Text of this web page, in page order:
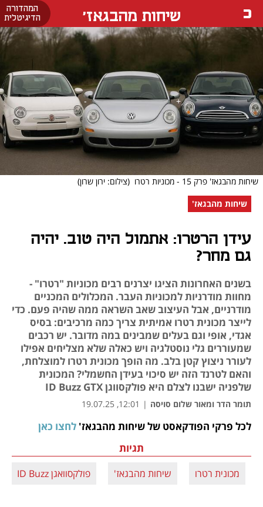
המהדורה
הדיגיטלית
שיחות מהבגאז'
שיחות מהבגאז' פרק 15 - מכוניות רטרו
(צילום: ירון שרון)
שיחות מהבגאז'
עידן הרטרו: אתמול היה טוב. יהיה
גם מחר?
בשנים האחרונות הציגו יצרנים רבים מכוניות "רטרו" -
מחוות מודרניות למכוניות העבר. המכלולים המכניים
מודרניים, אבל העיצוב שאב השראה ממה שהיה פעם. כדי
לייצר מכונית רטרו אמיתית צריך כמה מרכיבים: בסיס
אגדי, אופי וגם בעלים שמבינים במה מדובר. יש רכבים
שמעוררים גלי נוסטלגיה ויש כאלה שלא מצליחים אפילו
לעורר ניצוץ קטן בלב. מה הופך מכונית רטרו למוצלחת,
והאם לטרנד הזה יש סיכוי בעידן החשמלי? המכונית
שלפניה ישבנו לצלם היא פולקסווגן ID Buzz GTX
תומר הדר ומאור שלום סויסה |
12:01, 19.07.25
לכל פרקי הפודקאסט של שיחות מהבגאז' לחצו כאן
תגיות
מכונית רטרו שיחות מהבגאז' פולקסוואגן ID Buzz